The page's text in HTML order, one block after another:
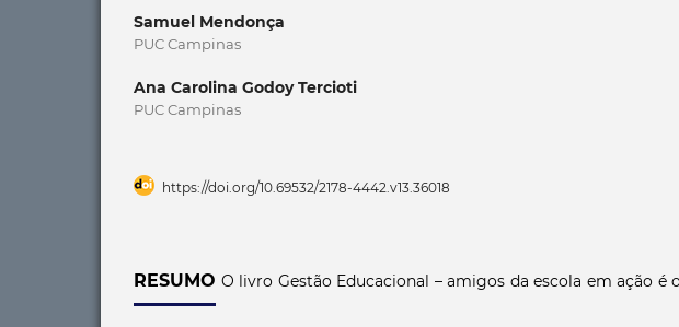
Samuel Mendonça
PUC Campinas
Ana Carolina Godoy Tercioti
PUC Campinas
https://doi.org/10.69532/2178-4442.v13.36018
RESUMO O livro Gestão Educacional – amigos da escola em ação é o